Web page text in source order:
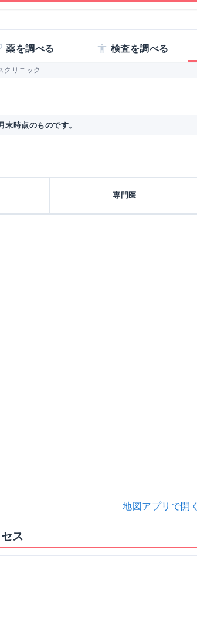
薬を調べる 検査を調べる
クリニック
時点のものです。
専門医
地図アプリで開く
ス